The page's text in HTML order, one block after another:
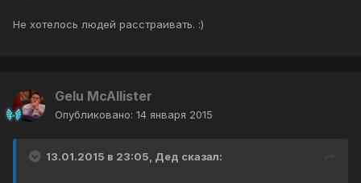
Не хотелось людей расстраивать. :)
Gelu McAllister
Опубликовано: 14 января 2015
13.01.2015 в 23:05, Дед сказал: